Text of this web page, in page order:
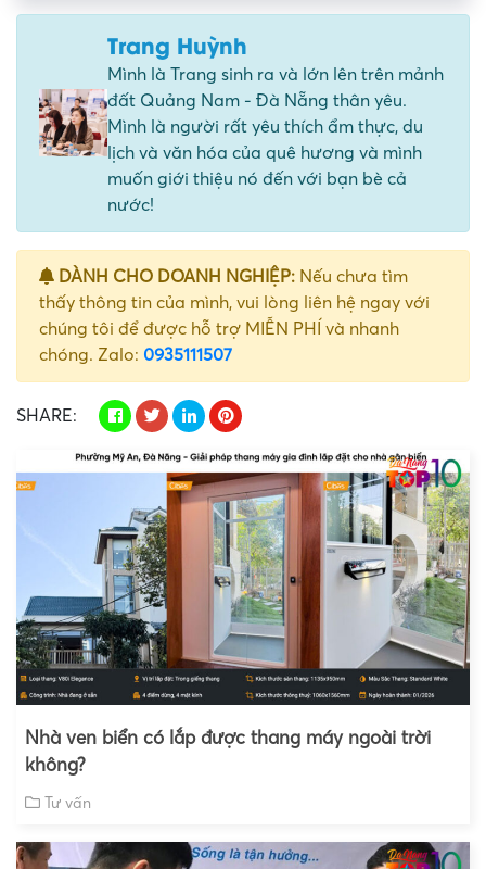
Trang Huỳnh
Mình là Trang sinh ra và lớn lên trên mảnh
đất Quảng Nam - Đà Nẵng thân yêu.
Mình là người rất yêu thích ẩm thực, du
lịch và văn hóa của quê hương và mình
muốn giới thiệu nó đến với bạn bè cả
nước!
DÀNH CHO DOANH NGHIỆP: Nếu chưa tìm
thấy thông tin của mình, vui lòng liên hệ ngay với
chúng tôi để được hỗ trợ MIỄN PHÍ và nhanh
chóng. Zalo: 0935111507
SHARE:
Nhà ven biển có lắp được thang máy ngoài trời
không?
Tư vấn